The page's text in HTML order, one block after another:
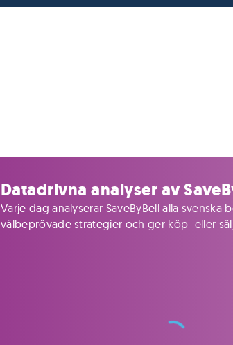
Datadrivna analyser av
Varje dag analyserar SaveByBell alla svenska
välbeprövade strategier och ger köp- eller